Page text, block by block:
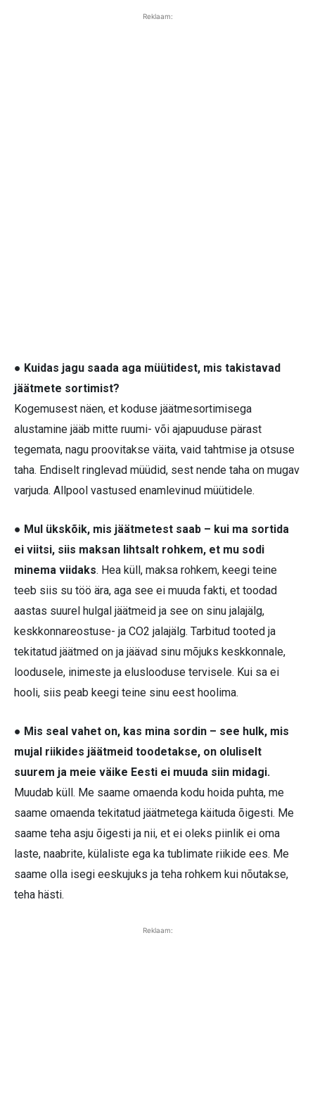
Reklaam:
● Kuidas jagu saada aga müütidest, mis takistavad
jäätmete sortimist?
Kogemusest näen, et koduse jäätmesortimisega
alustamine jääb mitte ruumi- või ajapuuduse pärast
tegemata, nagu proovitakse väita, vaid tahtmise ja otsuse
taha. Endiselt ringlevad müüdid, sest nende taha on mugav
varjuda. Allpool vastused enamlevinud müütidele.
● Mul ükskõik, mis jäätmetest saab – kui ma sortida
ei viitsi, siis maksan lihtsalt rohkem, et mu sodi
minema viidaks. Hea küll, maksa rohkem, keegi teine
teeb siis su töö ära, aga see ei muuda fakti, et toodad
aastas suurel hulgal jäätmeid ja see on sinu jalajälg,
keskkonnareostuse- ja CO2 jalajälg. Tarbitud tooted ja
tekitatud jäätmed on ja jäävad sinu mõjuks keskkonnale,
loodusele, inimeste ja eluslooduse tervisele. Kui sa ei
hooli, siis peab keegi teine sinu eest hoolima.
● Mis seal vahet on, kas mina sordin – see hulk, mis
mujal riikides jäätmeid toodetakse, on oluliselt
suurem ja meie väike Eesti ei muuda siin midagi.
Muudab küll. Me saame omaenda kodu hoida puhta, me
saame omaenda tekitatud jäätmetega käituda õigesti. Me
saame teha asju õigesti ja nii, et ei oleks piinlik ei oma
laste, naabrite, külaliste ega ka tublimate riikide ees. Me
saame olla isegi eeskujuks ja teha rohkem kui nõutakse,
teha hästi.
Reklaam: